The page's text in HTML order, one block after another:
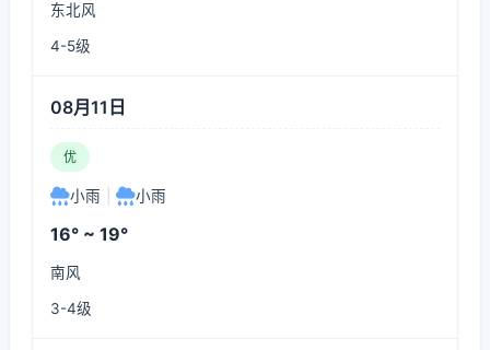
东北风
4-5级
08月11日
优
小雨 小雨
16° ~ 19°
南风
3-4级